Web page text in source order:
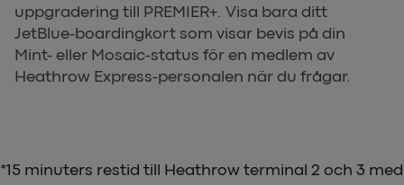
uppgradering till PREMIER+. Visa bara ditt
JetBlue-boardingkort som visar bevis på din
Mint- eller Mosaic-status för en medlem av
Heathrow Express-personalen när du frågar.
*15 minuters restid till Heathrow terminal 2 och 3 med